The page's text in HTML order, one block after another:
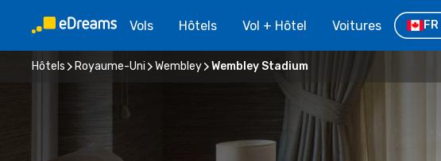
Vols Hôtels Vol + Hôtel Voitures FR
Hôtels Royaume-Uni Wembley Wembley Stadium